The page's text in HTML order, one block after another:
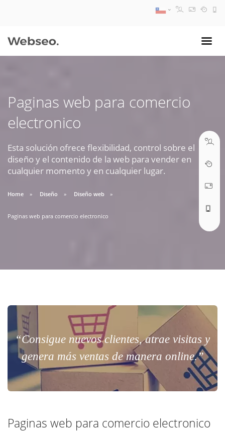
Paginas web para comercio
electronico
Esta solución ofrece flexibilidad, control sobre el
diseño y el contenido de la web para vender en
cualquier momento y en cualquier lugar.
Home Diseño Diseño web
Paginas web para comercio electronico
“Consigue nuevos clientes, atrae visitas y
genera más ventas de manera online.”
Paginas web para comercio electronico
09:30 AM A 18:30 PM
soporte@webseo.cl
ABRIR TICKET